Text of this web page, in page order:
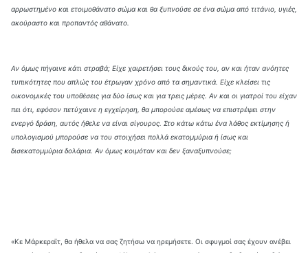
αρρωστημένο και ετοιμοθάνατο σώμα και θα ξυπνούσε σε ένα σώμα από τιτάνιο, υγιές,
ακούραστο και προπαντός αθάνατο.
Αν όμως πήγαινε κάτι στραβά; Είχε χαιρετήσει τους δικούς του, αν και ήταν ανόητες
τυπικότητες που απλώς του έτρωγαν χρόνο από τα σημαντικά. Είχε κλείσει τις
οικονομικές του υποθέσεις για δύο ίσως και για τρεις μέρες. Αν και οι γιατροί του είχαν
πει ότι, εφόσον πετύχαινε η εγχείρηση, θα μπορούσε αμέσως να επιστρέψει στην
ενεργό δράση, αυτός ήθελε να είναι σίγουρος. Στο κάτω κάτω ένα λάθος εκτίμησης ή
υπολογισμού μπορούσε να του στοιχήσει πολλά εκατομμύρια ή ίσως και
δισεκατομμύρια δολάρια. Αν όμως κοιμόταν και δεν ξαναξυπνούσε;
«Κε Μάρκεραϊτ, θα ήθελα να σας ζητήσω να ηρεμήσετε. Οι σφυγμοί σας έχουν ανέβει